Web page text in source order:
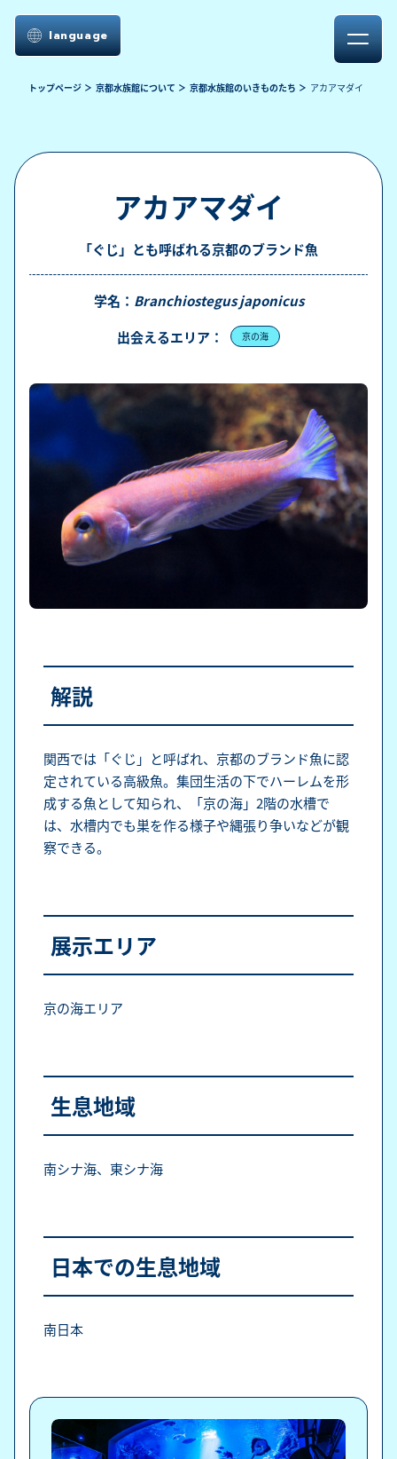
language
トップページ 京都水族館について 京都水族館のいきものたち アカアマダイ
アカアマダイ
「ぐじ」とも呼ばれる京都のブランド魚
学名： Branchiostegus japonicus
出会えるエリア：
京の海
解説
関西では「ぐじ」と呼ばれ、京都のブランド魚に認
定されている高級魚。集団生活の下でハーレムを形
成する魚として知られ、「京の海」2階の水槽で
は、水槽内でも巣を作る様子や縄張り争いなどが観
察できる。
展示エリア
京の海エリア
生息地域
南シナ海、東シナ海
日本での生息地域
南日本